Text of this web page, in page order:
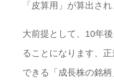
「皮算用」が算出され
大前提として、10年
ることになります、
できる「成長株の銘